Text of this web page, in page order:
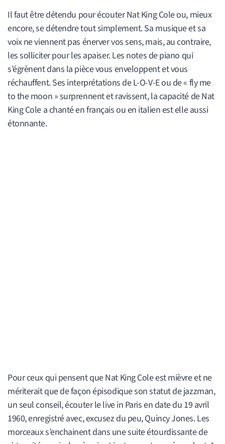
Il faut être détendu pour écouter Nat King Cole ou, mieux
encore, se détendre tout simplement. Sa musique et sa
voix ne viennent pas énerver vos sens, mais, au contraire,
les solliciter pour les apaiser. Les notes de piano qui
s’égrènent dans la pièce vous enveloppent et vous
réchauffent. Ses interprétations de L-O-V-E ou de « fly me
to the moon » surprennent et ravissent, la capacité de Nat
King Cole a chanté en français ou en italien est elle aussi
étonnante.
Pour ceux qui pensent que Nat King Cole est mièvre et ne
mériterait que de façon épisodique son statut de jazzman,
un seul conseil, écouter le live in Paris en date du 19 avril
1960, enregistré avec, excusez du peu, Quincy Jones. Les
morceaux s’enchainent dans une suite étourdissante de